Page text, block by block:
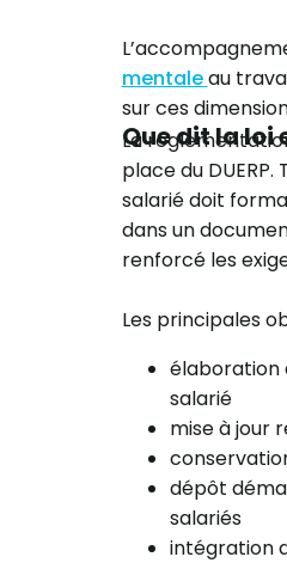
mentaleau
sur ces
Que dit la loi
La
place du
salarié doit
dans un
renforcé les
Les principales
élaboration
salarié
mise à jour
dépôt
salariés
intégration